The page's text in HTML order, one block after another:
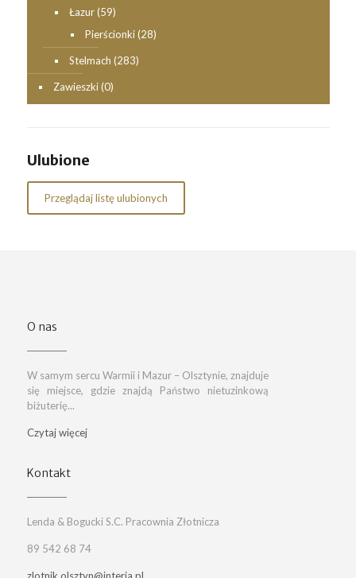
Łazur (59)
Pierścionki (28)
Stelmach (283)
Zawieszki (0)
Ulubione
Przeglądaj listę ulubionych
O nas
W samym sercu Warmii i Mazur – Olsztynie, znajduje
się miejsce, gdzie znajdą Państwo nietuzinkową
biżuterię...
Czytaj więcej
Kontakt
Lenda & Bogucki S.C. Pracownia Złotnicza
89 542 68 74
zlotnik.olsztyn@interia.pl